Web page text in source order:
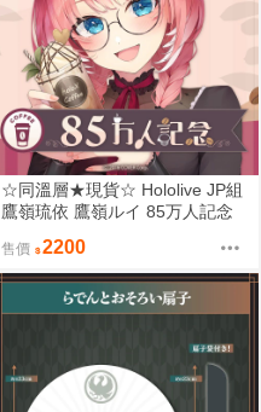
☆同溫層★現貨☆ Hololive JP組
鷹嶺琉依 鷹嶺ルイ 85万人記念
售價 2200